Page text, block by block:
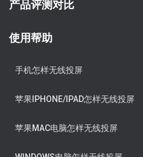
产品评测对比
使用帮助
手机怎样无线投屏
苹果IPHONE/IPAD怎样无线投屏
苹果MAC电脑怎样无线投屏